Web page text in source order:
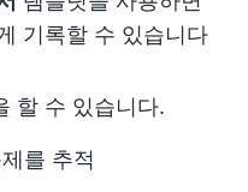
기록할 수 있습니다
할 수 있습니다.
를 추적